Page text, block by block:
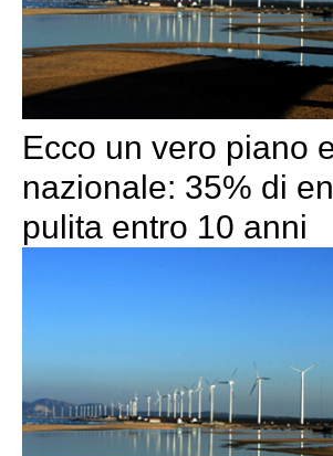
Ecco un vero piano
nazionale: 35% di
pulita entro 10 anni